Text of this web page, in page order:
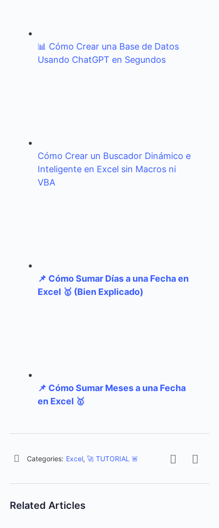
📊 Cómo Crear una Base de Datos
Usando ChatGPT en Segundos
Cómo Crear un Buscador Dinámico e
Inteligente en Excel sin Macros ni
VBA
📌 Cómo Sumar Días a una Fecha en
Excel 🥇 (Bien Explicado)
📌 Cómo Sumar Meses a una Fecha
en Excel 🥇
Categories: Excel, 🚀 TUTORIAL 🚨
Related Articles